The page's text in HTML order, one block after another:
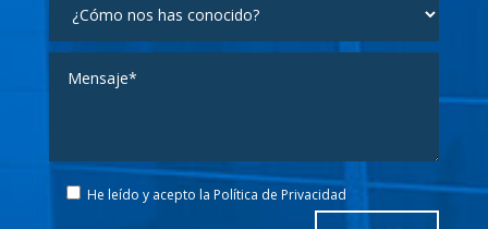
He leído y acepto la Política de Privacidad